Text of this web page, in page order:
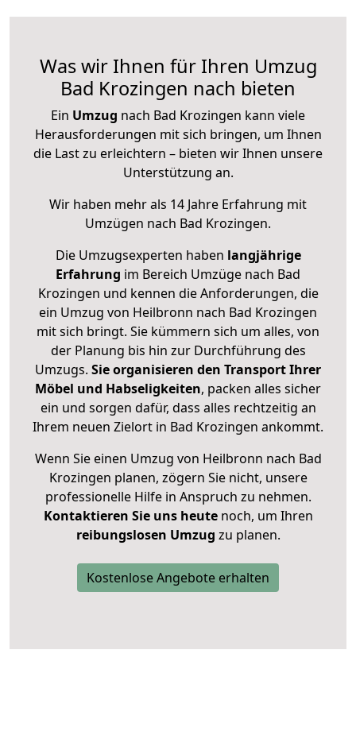
Was wir Ihnen für Ihren Umzug
Bad Krozingen nach bieten
Ein Umzug nach Bad Krozingen kann viele
Herausforderungen mit sich bringen, um Ihnen
die Last zu erleichtern – bieten wir Ihnen unsere
Unterstützung an.
Wir haben mehr als 14 Jahre Erfahrung mit
Umzügen nach Bad Krozingen.
Die Umzugsexperten haben langjährige
Erfahrung im Bereich Umzüge nach Bad
Krozingen und kennen die Anforderungen, die
ein Umzug von Heilbronn nach Bad Krozingen
mit sich bringt. Sie kümmern sich um alles, von
der Planung bis hin zur Durchführung des
Umzugs. Sie organisieren den Transport Ihrer
Möbel und Habseligkeiten, packen alles sicher
ein und sorgen dafür, dass alles rechtzeitig an
Ihrem neuen Zielort in Bad Krozingen ankommt.
Wenn Sie einen Umzug von Heilbronn nach Bad
Krozingen planen, zögern Sie nicht, unsere
professionelle Hilfe in Anspruch zu nehmen.
Kontaktieren Sie uns heutenoch, um Ihren
reibungslosen Umzug zu planen.
Kostenlose Angebote erhalten